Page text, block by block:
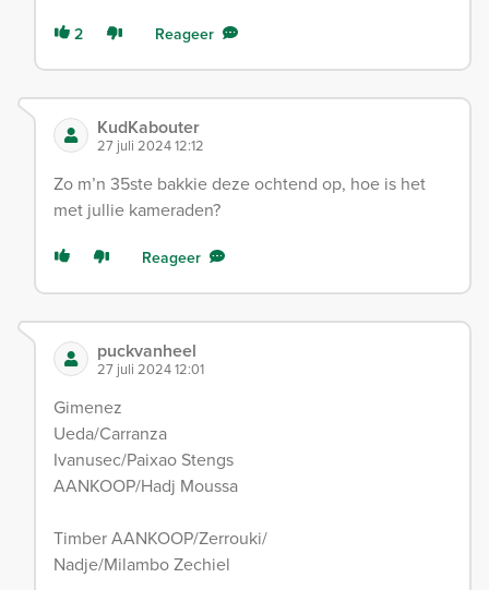
2 Reageer
KudKabouter
27 juli 2024 12:12
Zo m’n 35ste bakkie deze ochtend op, hoe is het
met jullie kameraden?
Reageer
puckvanheel
27 juli 2024 12:01
Gimenez
Ueda/Carranza
Ivanusec/Paixao Stengs
AANKOOP/Hadj Moussa
Timber AANKOOP/Zerrouki/
Nadje/Milambo Zechiel